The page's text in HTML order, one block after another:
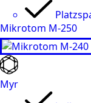
Mikrotom M-250
Myr